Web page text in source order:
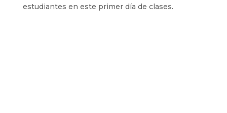
estudiantes en este primer día de clases.